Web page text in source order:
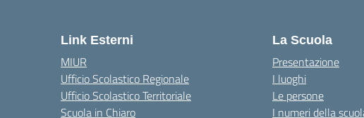
Link Esterni
MIUR
Ufficio Scolastico Regionale
Ufficio Scolastico Territoriale
Scuola in Chiaro
La Scuola
Presentazione
I luoghi
Le persone
I numeri della